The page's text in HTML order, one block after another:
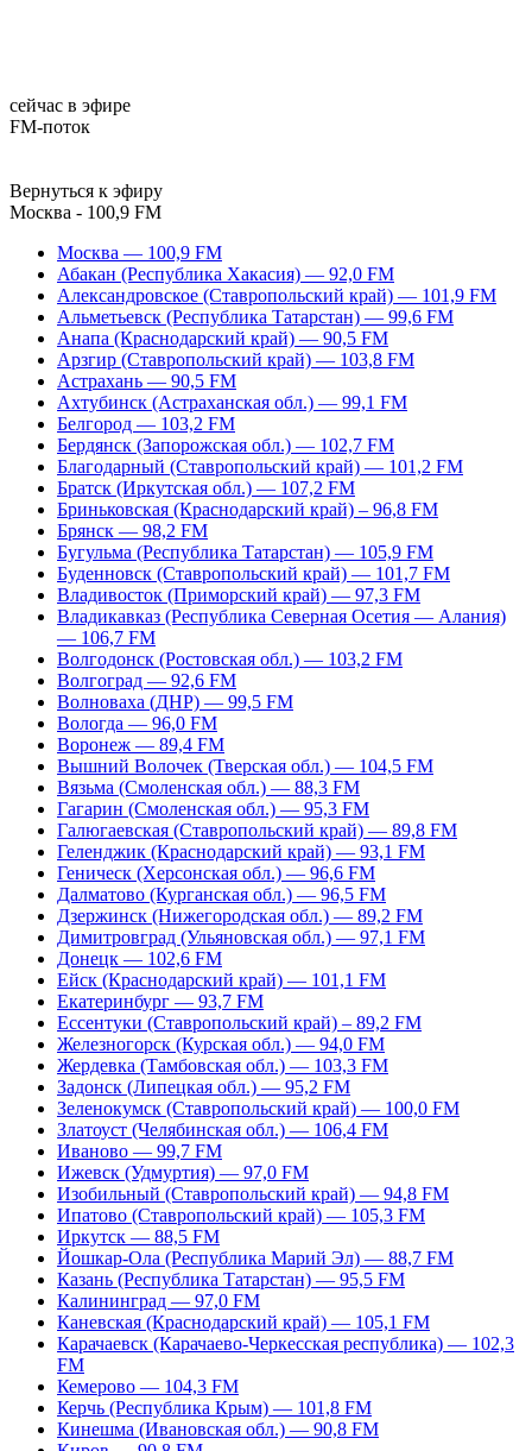
сейчас в эфире
FM-поток
Вернуться к эфиру
Москва - 100,9 FM
Москва — 100,9 FM
Абакан (Республика Хакасия) — 92,0 FM
Александровское (Ставропольский край) — 101,9 FM
Альметьевск (Республика Татарстан) — 99,6 FM
Анапа (Краснодарский край) — 90,5 FM
Арзгир (Ставропольский край) — 103,8 FM
Астрахань — 90,5 FM
Ахтубинск (Астраханская обл.) — 99,1 FM
Белгород — 103,2 FM
Бердянск (Запорожская обл.) — 102,7 FM
Благодарный (Ставропольский край) — 101,2 FM
Братск (Иркутская обл.) — 107,2 FM
Бриньковская (Краснодарский край) – 96,8 FM
Брянск — 98,2 FM
Бугульма (Республика Татарстан) — 105,9 FM
Буденновск (Ставропольский край) — 101,7 FM
Владивосток (Приморский край) — 97,3 FM
Владикавказ (Республика Северная Осетия — Алания)
— 106,7 FM
Волгодонск (Ростовская обл.) — 103,2 FM
Волгоград — 92,6 FM
Волноваха (ДНР) — 99,5 FM
Вологда — 96,0 FM
Воронеж — 89,4 FM
Вышний Волочек (Тверская обл.) — 104,5 FM
Вязьма (Смоленская обл.) — 88,3 FM
Гагарин (Смоленская обл.) — 95,3 FM
Галюгаевская (Ставропольский край) — 89,8 FM
Геленджик (Краснодарский край) — 93,1 FM
Геническ (Херсонская обл.) — 96,6 FM
Далматово (Курганская обл.) — 96,5 FM
Дзержинск (Нижегородская обл.) — 89,2 FM
Димитровград (Ульяновская обл.) — 97,1 FM
Донецк — 102,6 FM
Ейск (Краснодарский край) — 101,1 FM
Екатеринбург — 93,7 FM
Ессентуки (Ставропольский край) – 89,2 FM
Железногорск (Курская обл.) — 94,0 FM
Жердевка (Тамбовская обл.) — 103,3 FM
Задонск (Липецкая обл.) — 95,2 FM
Зеленокумск (Ставропольский край) — 100,0 FM
Златоуст (Челябинская обл.) — 106,4 FM
Иваново — 99,7 FM
Ижевск (Удмуртия) — 97,0 FM
Изобильный (Ставропольский край) — 94,8 FM
Ипатово (Ставропольский край) — 105,3 FM
Иркутск — 88,5 FM
Йошкар-Ола (Республика Марий Эл) — 88,7 FM
Казань (Республика Татарстан) — 95,5 FM
Калининград — 97,0 FM
Каневская (Краснодарский край) — 105,1 FM
Карачаевск (Карачаево-Черкесская республика) — 102,3
FM
Кемерово — 104,3 FM
Керчь (Республика Крым) — 101,8 FM
Кинешма (Ивановская обл.) — 90,8 FM